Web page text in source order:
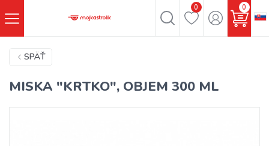
0 0
SPÄŤ
MISKA "KRTKO", OBJEM 300 ML